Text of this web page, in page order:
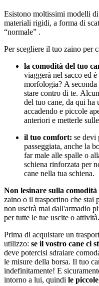
Esistono moltissimi modelli
materiali rigidi, a forma di
“normale” .
Per scegliere il tuo zaino per
la comodità del tuo
viaggerà nel sacco ed
morfologia? A
stare contro di te.
del tuo cane, da qui ha
accadendo e piccole
anteriori e metterle
il tuo comfort: se devi
passeggiata, anche la
far male alle spalle o
schiena rinforzata per
cane nella tua schiena.
Non lesinare sulla
zaino o il trasportino che stai
non uscirà mai dall'armadio
per tutte le tue uscite o
Prima di acquistare un
utilizzo: se il vostro cane ci
deve potercisi sdraiare
le misure della borsa. Il tuo
indefinitamente! E
intorno a lui, quindi le